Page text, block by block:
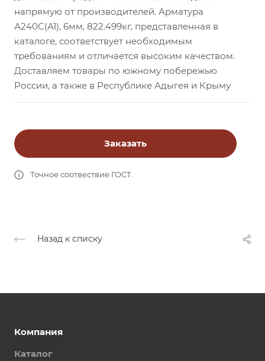
напрямую от производителей. Арматура
А240С(А1), 6мм, 822.499кг, представленная в
каталоге, соответствует необходимым
требованиям и отличается высоким качеством.
Доставляем товары по южному побережью
России, а также в Республике Адыгея и Крыму
Заказать
Точное соотвествие ГОСТ.
Назад к списку
Компания
Каталог